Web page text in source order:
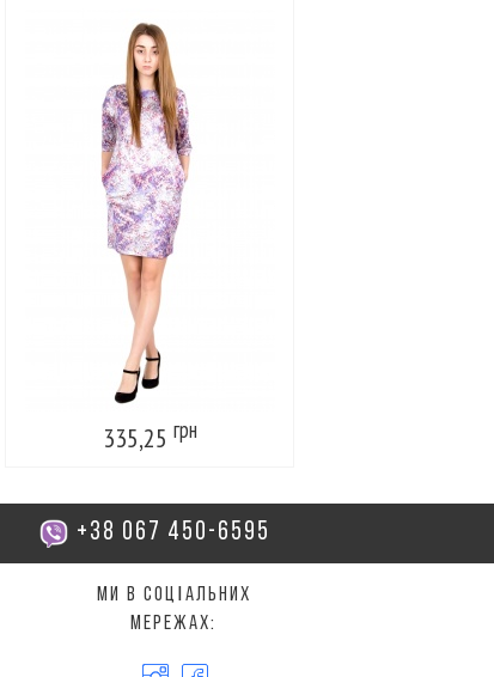
335,25 грн
+38 067 450-6595
Ми в соцІальних
мережах: